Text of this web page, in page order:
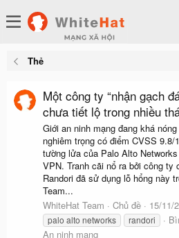
Thẻ
Một công ty “nhận gạch
chưa tiết lộ trong nhiều
Giới an ninh mạng đang khá
nghiêm trọng có điểm CVSS
tường lửa của Palo Alto
VPN. Tranh cãi nổ ra bởi công ty
Randori đã sử dụng lỗ hổng này
Team...
WhiteHat Team
Chủ đề 15/11/
palo alto networks randori
An ninh mạng